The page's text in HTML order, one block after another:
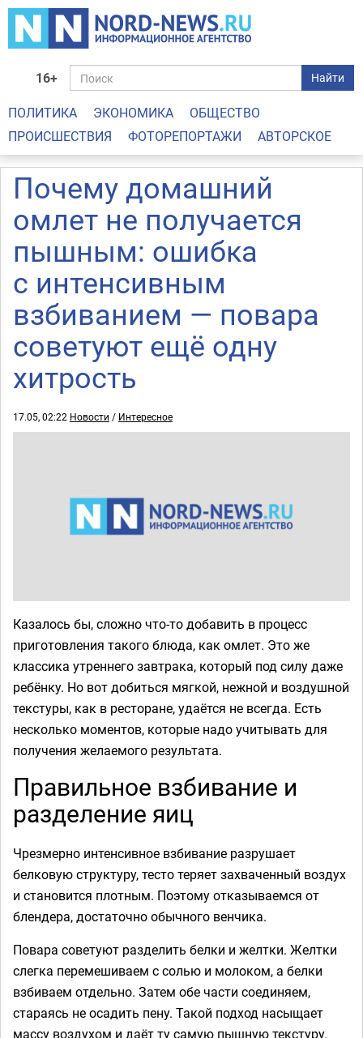
16+ Найти
ПОЛИТИКА ЭКОНОМИКА
ОБЩЕСТВО
ПРОИСШЕСТВИЯ
ФОТОРЕПОРТАЖИ АВТОРСКОЕ
Почему домашний
омлет не получается
пышным: ошибка
с интенсивным
взбиванием — повара
советуют ещё одну
хитрость
17.05, 02:22 Новости / Интересное
Казалось бы, сложно что-то добавить в процесс
приготовления такого блюда, как омлет. Это же
классика утреннего завтрака, который под силу даже
ребёнку. Но вот добиться мягкой, нежной и воздушной
текстуры, как в ресторане, удаётся не всегда. Есть
несколько моментов, которые надо учитывать для
получения желаемого результата.
Правильное взбивание и
разделение яиц
Чрезмерно интенсивное взбивание разрушает
белковую структуру, тесто теряет захваченный воздух
и становится плотным. Поэтому отказываемся от
блендера, достаточно обычного венчика.
Повара советуют разделить белки и желтки. Желтки
слегка перемешиваем с солью и молоком, а белки
взбиваем отдельно. Затем обе части соединяем,
стараясь не осадить пену. Такой подход насыщает
массу воздухом и даёт ту самую пышную текстуру.